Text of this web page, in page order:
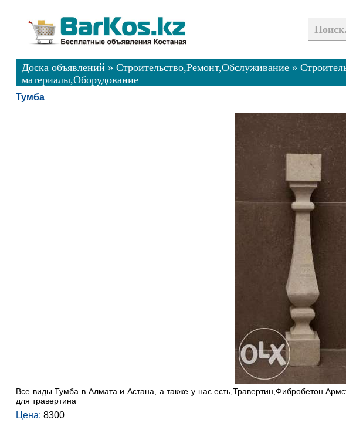
Доска объявлений » Строительство,Ремонт,Обслуживание»
материалы,Оборудование
Тумба
Все виды Тумба в Алмата и Астана, а также у нас
для травертина
Цена: 8300